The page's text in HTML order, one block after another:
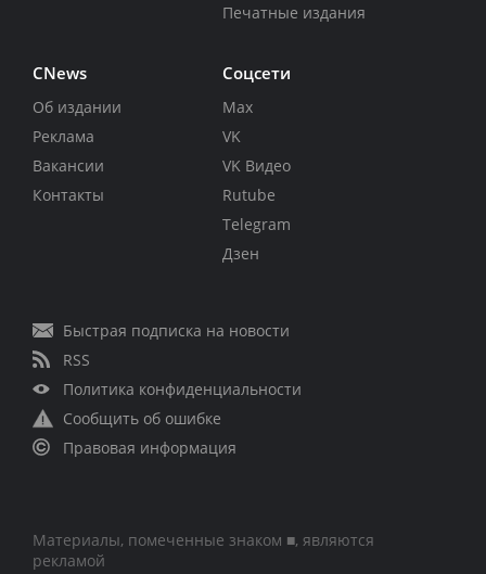
Печатные издания
CNews
Об издании
Реклама
Вакансии
Контакты
Соцсети
Max
VK
VK Видео
Rutube
Telegram
Дзен
Быстрая подписка на новости
RSS
Политика конфиденциальности
Сообщить об ошибке
Правовая информация
Материалы, помеченные знаком ■, являются
рекламой